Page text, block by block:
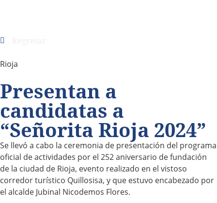
Rioja
Presentan a
candidatas a
“Señorita Rioja 2024”
Se llevó a cabo la ceremonia de presentación del programa
oficial de actividades por el 252 aniversario de fundación
de la ciudad de Rioja, evento realizado en el vistoso
corredor turístico Quillosisa, y que estuvo encabezado por
el alcalde Jubinal Nicodemos Flores.